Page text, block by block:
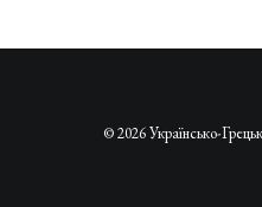
© 2026 Українсько-